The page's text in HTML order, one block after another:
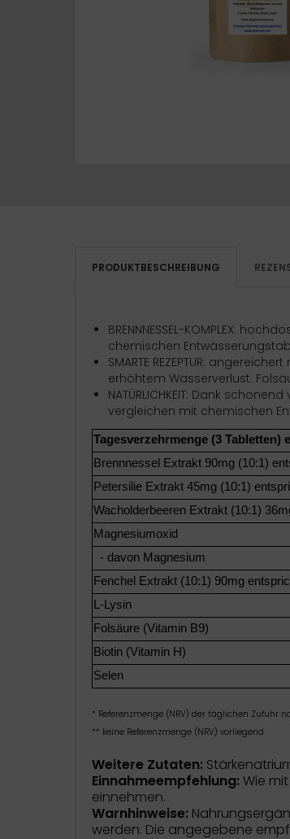
PRODUKTBESCHREIBUNG
BRENNNESSEL-KOMPLEX:
chemischen
SMARTE REZEPTUR:
erhöhtem Wasserverlust.
NATÜRLICHKEIT: Dank
vergleichen mit chemischen
Tagesverzehrmenge (3
Brennnessel Extrakt 90mg (10:1)
Petersilie Extrakt 45mg (10:1)
Wacholderbeeren Extrakt (10:1)
- davon
Fenchel Extrakt (10:1) 90mg
L-
Folsäure
Biotin
* Referenzmenge (NRV) der täglichen Zufuhr
** keine Referenzmenge (NRV) vorliegend
Weitere Zutaten:
Einnahmeempfehlung: Wie
einnehmen.
Warnhinweise:
werden. Die angegebene